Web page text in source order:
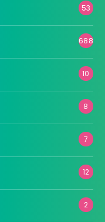
53
688
10
8
7
12
2